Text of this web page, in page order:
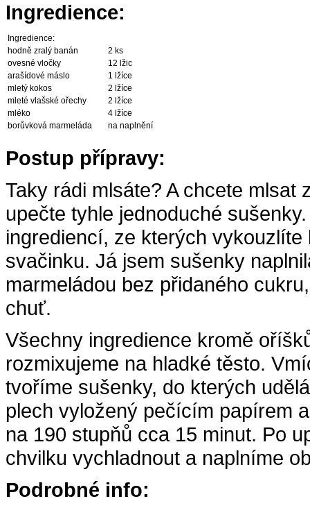
Ingredience:
Ingredience:
hodně zralý banán
2 ks
ovesné vločky
12 lžic
arašídové máslo
1 lžíce
mletý kokos
2 lžíce
mleté vlašské ořechy
2 lžíce
mléko
4 lžíce
borůvková marmeláda
na naplnění
Postup přípravy:
Taky rádi mlsáte? A chcete mlsat
upečte tyhle jednoduché
ingrediencí, ze kterých
svačinku. Já jsem sušenky
marmeládou bez přidaného
chuť.
Všechny ingredience kromě
rozmixujeme na hladké těsto.
tvoříme sušenky, do kterých
plech vyložený pečícím papírem
na 190 stupňů cca 15 minut. Po
chvilku vychladnout a naplníme
Podrobné info: